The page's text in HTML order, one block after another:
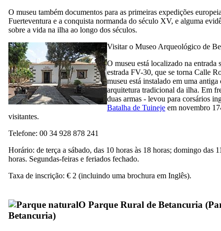
O museu também documentos para as primeiras expedições
Fuerteventura e a conquista normanda do século XV, e alguma
sobre a vida na ilha ao longo dos séculos.
Visitar o Museo Arqueológico de
O museu está localizado na entrada
estrada FV-30, que se torna Calle
museu está instalado em uma antiga
arquitetura tradicional da ilha. Em
duas armas - levou para corsários
Batalha de Tuineje em novembro
visitantes.
Telefone: 00 34 928 878 241
Horário: de terça a sábado, das 10 horas às 18 horas; domingo das
horas. Segundas-feiras e feriados fechado.
Taxa de inscrição: € 2 (incluindo uma brochura em Inglês).
O Parque Rural de Betancuria (
Betancuria)